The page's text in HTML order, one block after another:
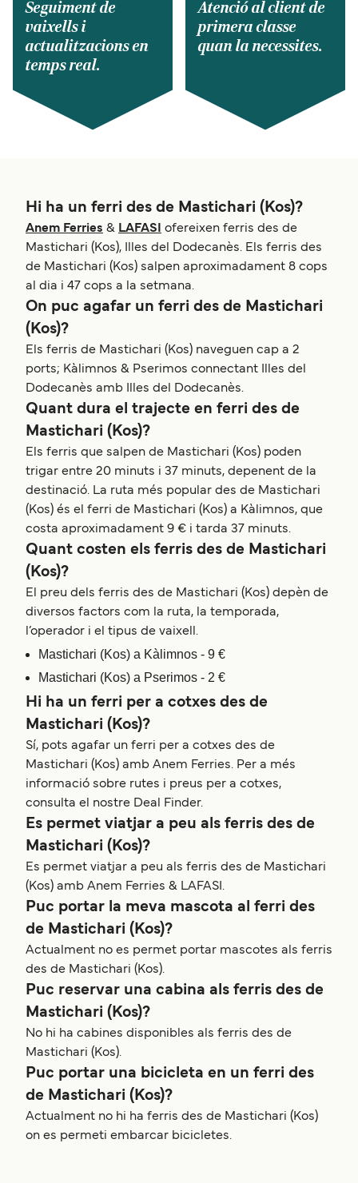
Seguiment de
vaixells i
actualitzacions en
temps real.
Atenció al client de
primera classe
quan la necessites.
Hi ha un ferri des de Mastichari (Kos)?
Anem Ferries & LAFASI
ofereixen ferris des de
Mastichari (Kos), Illes del Dodecanès. Els ferris des
de Mastichari (Kos) salpen aproximadament 8 cops
al dia i 47 cops a la setmana.
On puc agafar un ferri des de Mastichari
(Kos)?
Els ferris de Mastichari (Kos) naveguen cap a 2
ports; Kàlimnos & Pserimos connectant Illes del
Dodecanès amb Illes del Dodecanès.
Quant dura el trajecte en ferri des de
Mastichari (Kos)?
Els ferris que salpen de Mastichari (Kos) poden
trigar entre 20 minuts i 37 minuts, depenent de la
destinació. La ruta més popular des de Mastichari
(Kos) és el ferri de Mastichari (Kos) a Kàlimnos, que
costa aproximadament 9 € i tarda 37 minuts.
Quant costen els ferris des de Mastichari
(Kos)?
El preu dels ferris des de Mastichari (Kos) depèn de
diversos factors com la ruta, la temporada,
l’operador i el tipus de vaixell.
Mastichari (Kos) a Kàlimnos - 9 €
Mastichari (Kos) a Pserimos - 2 €
Hi ha un ferri per a cotxes des de
Mastichari (Kos)?
Sí, pots agafar un ferri per a cotxes des de
Mastichari (Kos) amb Anem Ferries. Per a més
informació sobre rutes i preus per a cotxes,
consulta el nostre Deal Finder.
Es permet viatjar a peu als ferris des de
Mastichari (Kos)?
Es permet viatjar a peu als ferris des de Mastichari
(Kos) amb Anem Ferries & LAFASI.
Puc portar la meva mascota al ferri des
de Mastichari (Kos)?
Actualment no es permet portar mascotes als ferris
des de Mastichari (Kos).
Puc reservar una cabina als ferris des de
Mastichari (Kos)?
No hi ha cabines disponibles als ferris des de
Mastichari (Kos).
Puc portar una bicicleta en un ferri des
de Mastichari (Kos)?
Actualment no hi ha ferris des de Mastichari (Kos)
on es permeti embarcar bicicletes.